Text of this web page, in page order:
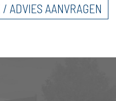
/ ADVIES AANVRAGEN